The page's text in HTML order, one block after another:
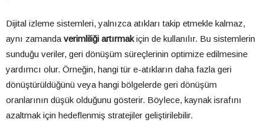
Dijital izleme sistemleri, yalnızca atıkları takip etmekle kalmaz,
aynı zamandaverimliliği artırmakiçin de kullanılır. Bu sistemlerin
sunduğu veriler, geri dönüşüm süreçlerinin optimize edilmesine
yardımcı olur. Örneğin, hangi tür e-atıkların daha fazla geri
dönüştürüldüğünü veya hangi bölgelerde geri dönüşüm
oranlarının düşük olduğunu gösterir. Böylece, kaynak israfını
azaltmak için hedeflenmiş stratejiler geliştirilebilir.